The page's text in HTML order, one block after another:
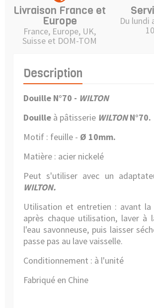
Livraison France et
Europe
France, Europe, UK,
Suisse et DOM-TOM
Du lundi
Description
Douille N°70 - WILTON
Douille à pâtisserie WILTONN°70.
Motif : feuille - Ø 10mm.
Matière : acier nickelé
Peut s'utiliser avec un
WILTON.
Utilisation et entretien : avant la
après chaque utilisation, laver à
l'eau savonneuse, puis laisser
passe pas au lave vaisselle.
Conditionnement : à l'unité
Fabriqué en Chine